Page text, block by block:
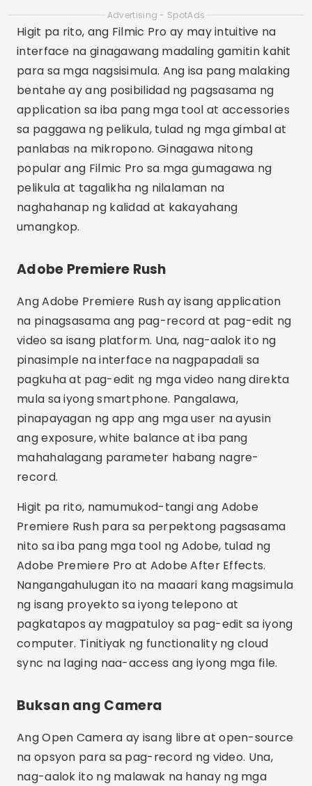
pelikula at tagalikha ng nilalaman na
naghahanap ng kalidad at kakayahang
umangkop.
Adobe Premiere Rush
Ang Adobe Premiere Rush ay isang application
na pinagsasama ang pag-record at pag-edit ng
video sa isang platform. Una, nag-aalok ito ng
pinasimple na interface na nagpapadali sa
pagkuha at pag-edit ng mga video nang direkta
mula sa iyong smartphone. Pangalawa,
ang exposure, white balance at iba pang
record.
Higit pa rito, namumukod-tangi ang Adobe
Premiere Rush para sa perpektong pagsasama
nito sa iba pang mga tool ng Adobe, tulad ng
Adobe Premiere Pro at Adobe After Effects.
Nangangahulugan ito na maaari kang magsimula
ng isang proyekto sa iyong telepono at
pagkatapos ay magpatuloy sa pag-edit sa iyong
computer. Tinitiyak ng functionality ng cloud
Buksan ang Camera
Ang Open Camera ay isang libre at open-source
na opsyon para sa pag-record ng video. Una,
nag-aalok ito ng malawak na hanay ng mga
feature, tulad ng manu-manong kontrol ng
focus, exposure at white balance. Pangalawa,
sinusuportahan ng app ang high definition na
ng iba't ibang setting tulad ng bitrate at
Advertising - SpotAds
Bukod pa rito, ang Open Camera ay lubos na na-